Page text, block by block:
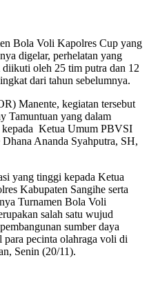
Bola Voli Kapolres Cup yang
digelar, perhelatan yang
oleh 25 tim putra dan 12
dari tahun sebelumnya.
Manente, kegiatan tersebut
Tamuntuan yang dalam
kepada Ketua Umum PBVSI
Ananda Syahputra, SH,
yang tinggi kepada Ketua
Kabupaten Sangihe serta
Turnamen Bola Voli
salah satu wujud
sumber daya
para pecinta olahraga voli di
Senin (20/11).